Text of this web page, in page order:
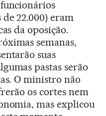
22.000) eram
da oposição.
semanas,
suas
pastas serão
O ministro não
os cortes nem
mas explicou